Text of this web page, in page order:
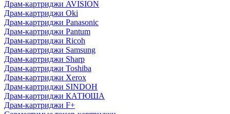
Драм-картриджи AVISION
Драм-картриджи Oki
Драм-картриджи Panasonic
Драм-картриджи Pantum
Драм-картриджи Ricoh
Драм-картриджи Samsung
Драм-картриджи Sharp
Драм-картриджи Toshiba
Драм-картриджи Xerox
Драм-картриджи SINDOH
Драм-картриджи КАТЮША
Драм-картриджи F+